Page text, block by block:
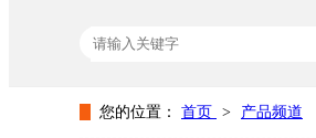
热门关键词： 礼品盒定制厂家
您的位置： 首页 > 产品频道